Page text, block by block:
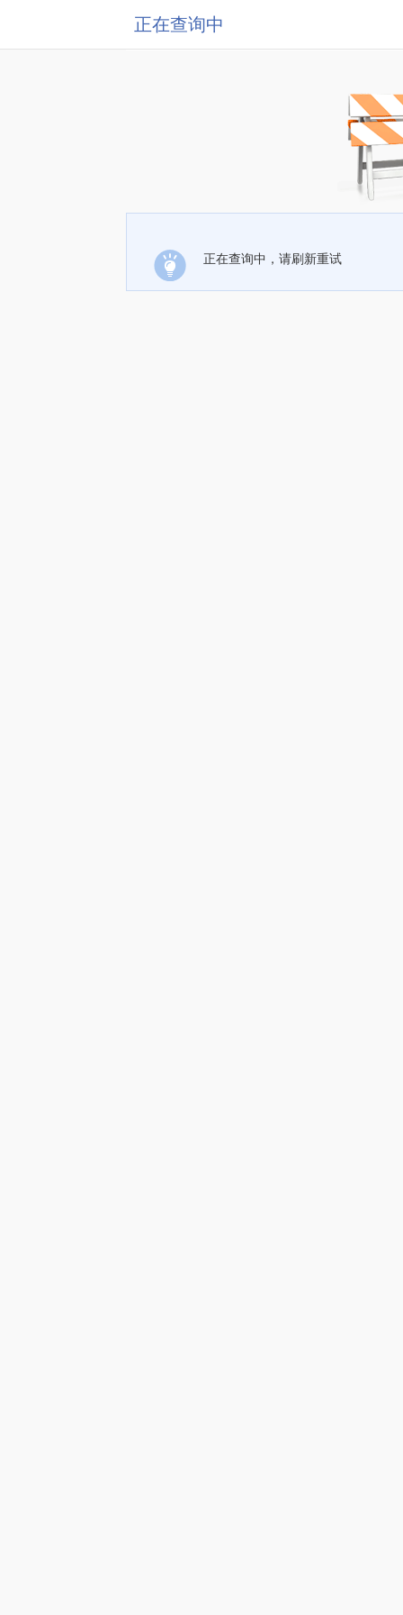
正在查询中
正在查询中，请刷新重试